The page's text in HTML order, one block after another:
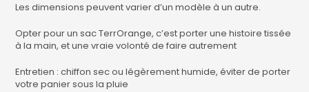
Les dimensions peuvent varier d’un modèle à un autre.
Opter pour un sac TerrOrange, c’est porter une histoire tissée
à la main, et une vraie volonté de faire autrement
Entretien : chiffon sec ou légèrement humide, éviter de porter
votre panier sous la pluie